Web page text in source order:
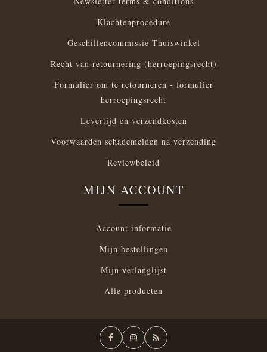
Klachtenprocedure
Geschillencommissie Thuiswinkel
Recht van retournering (herroepingsrecht)
Formulier om te retourneren - formulier
herroepingsrecht
Levertijd en verzendkosten
Voorwaarden schademelden na verzending
Reviewbeleid
MIJN ACCOUNT
Account informatie
Mijn bestellingen
Mijn verlanglijst
Alle producten